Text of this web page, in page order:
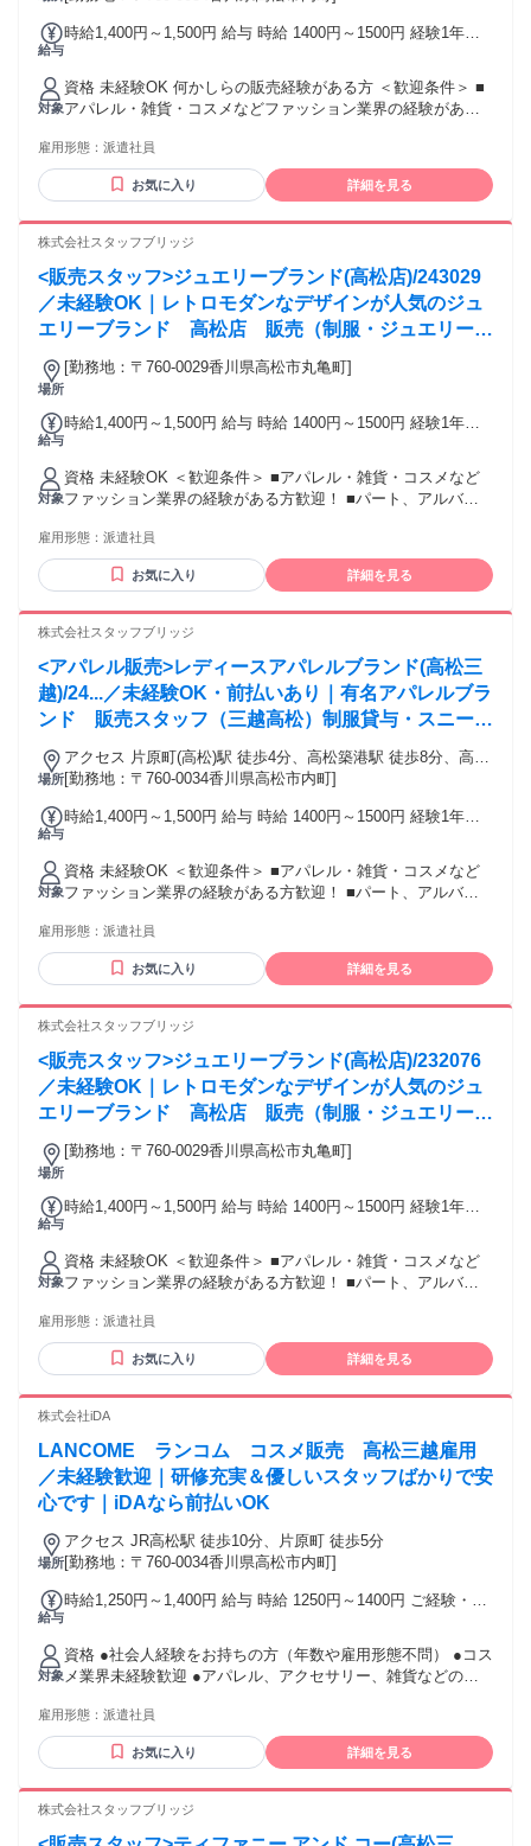
給与
時給1,400円～1,500円 給与 時給 1400円～1500円 経験1年以
就業1年後には必ず1500円に昇給します！ 【キャリア手当10
万円】 エントリーした職種の経験が2年以上・フルタイム勤務
可能な方は、全員がキャリア手当の対象となります。 なんと
《10万円》を1ヶ月勤務後の給与にて一括支給するスタブリだ
にかかった交通費は全額別途支給いたします。
対象
資格 未経験OK 何かしらの販売経験がある方 ＜歓迎条件＞ ■
アパレル・雑貨・コスメなどファッション業界の経験がある
他、携帯ショップ店員や事務など、他業種からの転職も大歓
迎です。 【将来的には正社員も目指せる！】 スタッフブリッ
ジでは、未経験から販売スタッフにチャレンジし、正社員を
ャリア相談や研修もあるので、アパレル・ファッション・コ
雇用形態： 派遣社員
お気に入り 詳細を見る
株式会社スタッフブリッジ
<販売スタッフ>ジュエリーブランド(高松店)/243029
／未経験OK｜レトロモダンなデザインが人気のジュ
エリーブランド 高松店 販売（制服・ジュエリー貸
与）
場所
[勤務地：〒760-0029香川県高松市丸亀町]
給与
時給1,400円～1,500円 給与 時給 1400円～1500円 経験1年以
就業1年後には必ず1500円に昇給します！ 【キャリア手当10
万円】 エントリーした職種の経験が2年以上・フルタイム勤務
可能な方は、全員がキャリア手当の対象となります。 なんと
《10万円》を1ヶ月勤務後の給与にて一括支給するスタブリだ
にかかった交通費は全額別途支給いたします。
対象
資格 未経験OK ＜歓迎条件＞ ■アパレル・雑貨・コスメなど
ファッション業界の経験がある方歓迎！ ■パート、アルバイ
など、他業種からの転職も大歓迎です。 【将来的には正社員
も目指せる！】 スタッフブリッジでは、未経験から販売スタ
ッフにチャレンジし、正社員を目指すこともできます！ さら
で、アパレル・ファッション・コスメ業界に初めて挑戦する
雇用形態： 派遣社員
お気に入り 詳細を見る
株式会社スタッフブリッジ
<アパレル販売>レディースアパレルブランド(高松三
越)/24...／未経験OK・前払いあり｜有名アパレルブラ
ンド 販売スタッフ（三越高松）制服貸与・スニーカ
ー勤務OK
場所
アクセス 片原町(高松)駅 徒歩4分、高松築港駅 徒歩8分、高松
駅 徒歩12分
[勤務地：〒760-0034香川県高松市内町]
給与
時給1,400円～1,500円 給与 時給 1400円～1500円 経験1年以
就業1年後には必ず1500円に昇給します！ 交通費：通勤交通
費全額支給 通勤にかかった交通費は全額別途支給いたしま
す。
対象
資格 未経験OK ＜歓迎条件＞ ■アパレル・雑貨・コスメなど
ファッション業界の経験がある方歓迎！ ■パート、アルバイ
など、他業種からの転職も大歓迎です。 【将来的には正社員
も目指せる！】 スタッフブリッジでは、未経験から販売スタ
ッフにチャレンジし、正社員を目指すこともできます！ さら
で、アパレル・ファッション・コスメ業界に初めて挑戦する
雇用形態： 派遣社員
お気に入り 詳細を見る
株式会社スタッフブリッジ
<販売スタッフ>ジュエリーブランド(高松店)/232076
／未経験OK｜レトロモダンなデザインが人気のジュ
エリーブランド 高松店 販売（制服・ジュエリー貸
与）
場所
[勤務地：〒760-0029香川県高松市丸亀町]
給与
時給1,400円～1,500円 給与 時給 1400円～1500円 経験1年以
就業1年後には必ず1500円に昇給します！ 【キャリア手当10
万円】 エントリーした職種の経験が2年以上・フルタイム勤務
可能な方は、全員がキャリア手当の対象となります。 なんと
《10万円》を1ヶ月勤務後の給与にて一括支給するスタブリだ
にかかった交通費は全額別途支給いたします。
対象
資格 未経験OK ＜歓迎条件＞ ■アパレル・雑貨・コスメなど
ファッション業界の経験がある方歓迎！ ■パート、アルバイ
など、他業種からの転職も大歓迎です。 【将来的には正社員
も目指せる！】 スタッフブリッジでは、未経験から販売スタ
ッフにチャレンジし、正社員を目指すこともできます！ さら
で、アパレル・ファッション・コスメ業界に初めて挑戦する
雇用形態： 派遣社員
お気に入り 詳細を見る
株式会社iDA
LANCOME ランコム コスメ販売 高松三越雇用
／未経験歓迎｜研修充実＆優しいスタッフばかりで安
心です｜iDAなら前払いOK
場所
アクセス JR高松駅 徒歩10分、片原町 徒歩5分
[勤務地：〒760-0034香川県高松市内町]
給与
時給1,250円～1,400円 給与 時給 1250円～1400円 ご経験・ス
受け取れます（※上限、条件あり） 交通費：通勤交通費全額
支給
対象
資格 ●社会人経験をお持ちの方（年数や雇用形態不問） ●コス
メ業界未経験歓迎 ●アパレル、アクセサリー、雑貨などの販
期）大歓迎
雇用形態： 派遣社員
お気に入り 詳細を見る
株式会社スタッフブリッジ